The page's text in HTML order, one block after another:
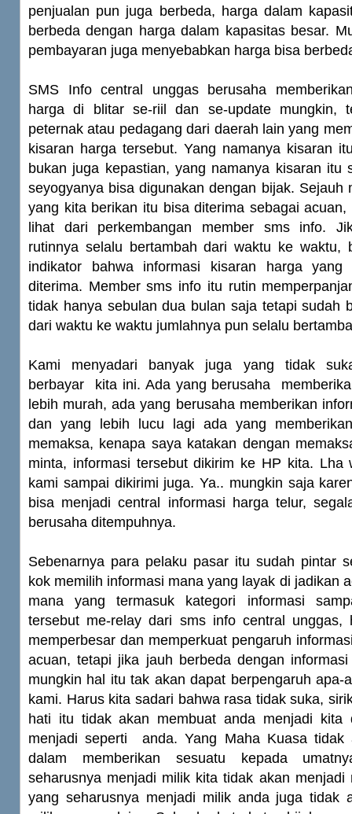
penjualan pun juga berbeda, harga dalam
berbeda dengan harga dalam kapasitas besar.
pembayaran juga menyebabkan harga bisa
SMS Info central unggas berusaha
harga di blitar se-riil dan se-update mungkin,
peternak atau pedagang dari daerah lain yang
kisaran harga tersebut. Yang namanya kisaran
bukan juga kepastian, yang namanya kisaran itu
seyogyanya bisa digunakan dengan bijak. Sejauh
yang kita berikan itu bisa diterima sebagai
lihat dari perkembangan member sms info.
rutinnya selalu bertambah dari waktu ke waktu,
indikator bahwa informasi kisaran harga
diterima. Member sms info itu rutin
tidak hanya sebulan dua bulan saja tetapi sudah
dari waktu ke waktu jumlahnya pun selalu
Kami menyadari banyak juga yang tidak
berbayar kita ini. Ada yang berusaha
lebih murah, ada yang berusaha memberikan
dan yang lebih lucu lagi ada yang
memaksa, kenapa saya katakan dengan
minta, informasi tersebut dikirim ke HP kita. Lha
kami sampai dikirimi juga. Ya.. mungkin saja
bisa menjadi central informasi harga telur,
berusaha ditempuhnya.
Sebenarnya para pelaku pasar itu sudah pintar
kok memilih informasi mana yang layak di jadikan
mana yang termasuk kategori informasi
tersebut me-relay dari sms info central unggas,
memperbesar dan memperkuat pengaruh
acuan, tetapi jika jauh berbeda dengan
mungkin hal itu tak akan dapat berpengaruh apa-
kami. Harus kita sadari bahwa rasa tidak suka,
hati itu tidak akan membuat anda menjadi
menjadi seperti anda. Yang Maha Kuasa tidak
dalam memberikan sesuatu kepada
seharusnya menjadi milik kita tidak akan menjadi
yang seharusnya menjadi milik anda juga tidak